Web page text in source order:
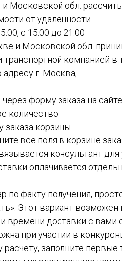
Московской обл.
от удаленности
с 15:00 до 21:00
и Московской обл.
компанией в
адресу г. Москва,
форму заказа на
количество
заказа корзины.
все поля в корзине
консультант
оплачивается
по факту получения,
Этот вариант возможен
времени доставки с вами
при участии в
заполните первые